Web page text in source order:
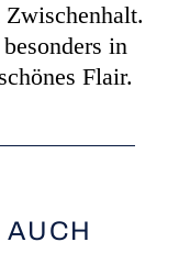
in
Flair.